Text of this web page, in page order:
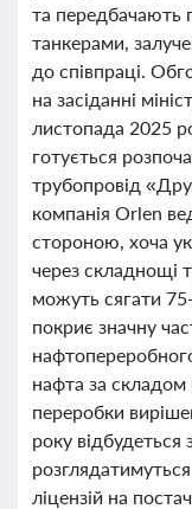
та передбачають
танкерами,
до співпраці.
на засіданні
листопада 2025
готується
трубопровід
компанія Orlen
стороною, хоча
через складнощі
можуть сягати
покриє значну
нафта за складом
переробки
року
ліцензій на